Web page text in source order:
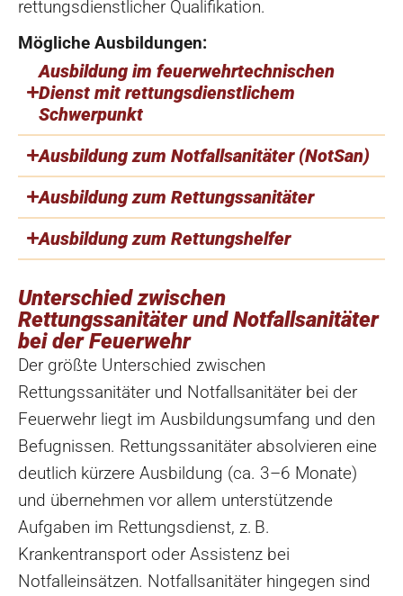
rettungsdienstlicher Qualifikation.
Mögliche Ausbildungen:
Ausbildung im feuerwehrtechnischen
Dienst mit rettungsdienstlichem
Schwerpunkt
Ausbildung zum Notfallsanitäter (NotSan)
Ausbildung zum Rettungssanitäter
Ausbildung zum Rettungshelfer
Unterschied zwischen
Rettungssanitäter und Notfallsanitäter
bei der Feuerwehr
Der größte Unterschied zwischen
Rettungssanitäter und Notfallsanitäter bei der
Feuerwehr liegt im Ausbildungsumfang und den
Befugnissen. Rettungssanitäter absolvieren eine
deutlich kürzere Ausbildung (ca. 3–6 Monate)
und übernehmen vor allem unterstützende
Aufgaben im Rettungsdienst, z. B.
Krankentransport oder Assistenz bei
Notfalleinsätzen. Notfallsanitäter hingegen sind